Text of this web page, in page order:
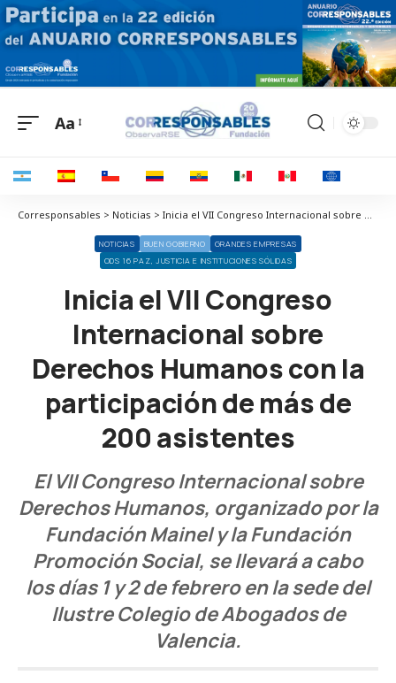
Aa
Corresponsables > Noticias > Inicia el VII Congreso Internacional sobre Derechos Humanos con la participación de más de 200 asistentes
NOTICIAS BUEN GOBIERNO
GRANDES EMPRESAS
ODS 16 PAZ, JUSTICIA E INSTITUCIONES SÓLIDAS
Inicia el VII Congreso
Internacional sobre
Derechos Humanos con la
participación de más de
200 asistentes
El VII Congreso Internacional sobre
Derechos Humanos, organizado por la
Fundación Mainel y la Fundación
Promoción Social, se llevará a cabo
los días 1 y 2 de febrero en la sede del
Ilustre Colegio de Abogados de
Valencia.